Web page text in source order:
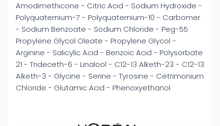
Amodimethicone - Citric Acid - Sodium Hydroxide -
Polyquaternium-7 - Polyquaternium-10 - Carbomer
- Sodium Benzoate - Sodium Chloride - Peg-55
Propylene Glycol Oleate - Propylene Glycol -
Arginine - Salicylic Acid - Benzoic Acid - Polysorbate
21 - Trideceth-6 - Linalool - C12-13 Alketh-23 - C12-13
Alketh-3 - Glycine - Serine - Tyrosine - Cetrimonium
Chloride - Glutamic Acid - Phenoxyethanol